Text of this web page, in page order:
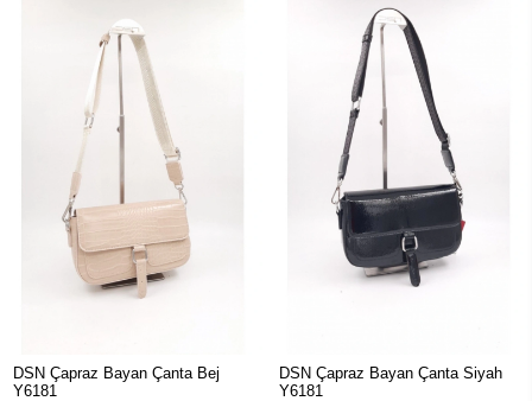
DSN Çapraz Bayan Çanta Bej
Y6181
DSN Çapraz Bayan Çanta Siyah
Y6181